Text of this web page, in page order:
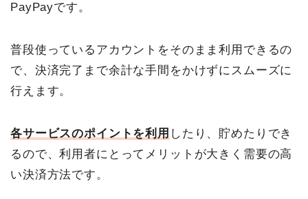
PayPayです。
普段使っているアカウントをそのまま利用できるの
で、決済完了まで余計な手間をかけずにスムーズに
行えます。
各サービスのポイントを利用 したり、貯めたりでき
るので、利用者にとってメリットが大きく需要の高
い決済方法です。